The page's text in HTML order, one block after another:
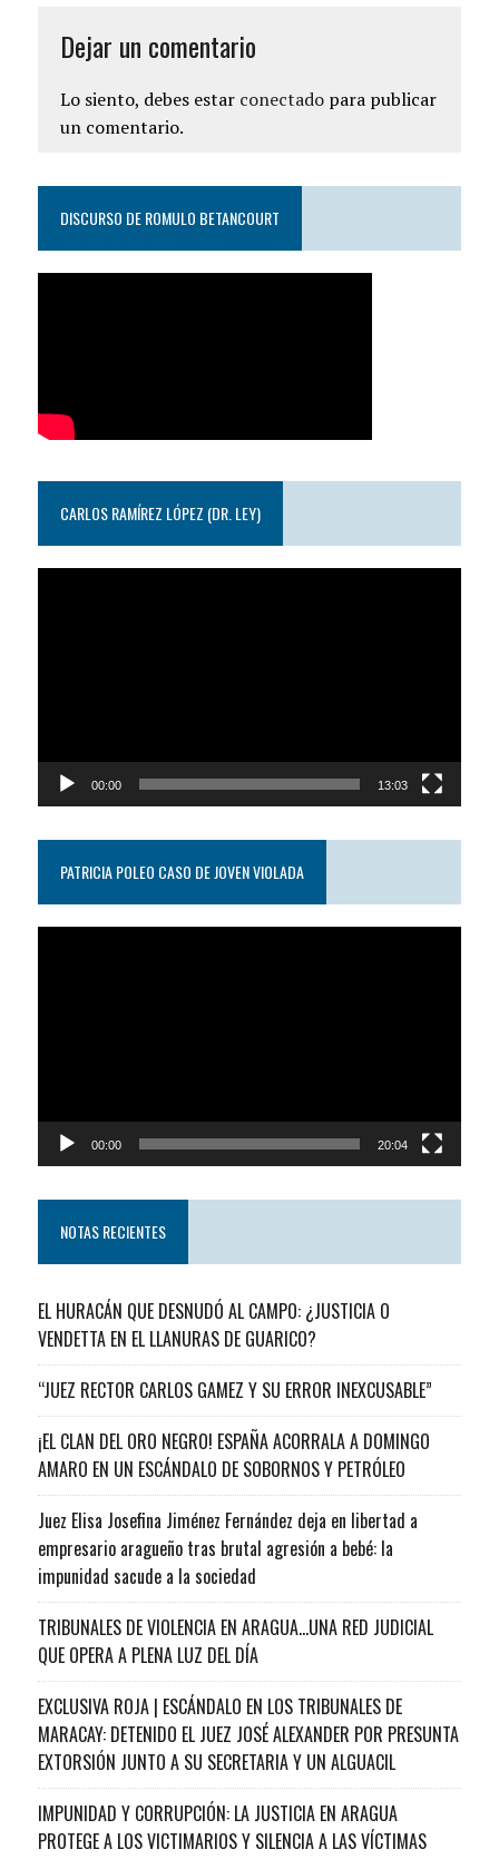
Dejar un comentario
Lo siento, debes estar conectadopara publicar
un comentario.
DISCURSO DE ROMULO BETANCOURT
CARLOS RAMÍREZ LÓPEZ (DR. LEY)
00:00 13:03
PATRICIA POLEO CASO DE JOVEN VIOLADA
00:00 20:04
NOTAS RECIENTES
EL HURACÁN QUE DESNUDÓ AL CAMPO: ¿JUSTICIA O
VENDETTA EN EL LLANURAS DE GUARICO?
“JUEZ RECTOR CARLOS GAMEZ Y SU ERROR INEXCUSABLE”
¡EL CLAN DEL ORO NEGRO! ESPAÑA ACORRALA A DOMINGO
AMARO EN UN ESCÁNDALO DE SOBORNOS Y PETRÓLEO
Juez Elisa Josefina Jiménez Fernández deja en libertad a
empresario aragueño tras brutal agresión a bebé: la
impunidad sacude a la sociedad
TRIBUNALES DE VIOLENCIA EN ARAGUA…UNA RED JUDICIAL
QUE OPERA A PLENA LUZ DEL DÍA
EXCLUSIVA ROJA | ESCÁNDALO EN LOS TRIBUNALES DE
MARACAY: DETENIDO EL JUEZ JOSÉ ALEXANDER POR PRESUNTA
EXTORSIÓN JUNTO A SU SECRETARIA Y UN ALGUACIL
IMPUNIDAD Y CORRUPCIÓN: LA JUSTICIA EN ARAGUA
PROTEGE A LOS VICTIMARIOS Y SILENCIA A LAS VÍCTIMAS